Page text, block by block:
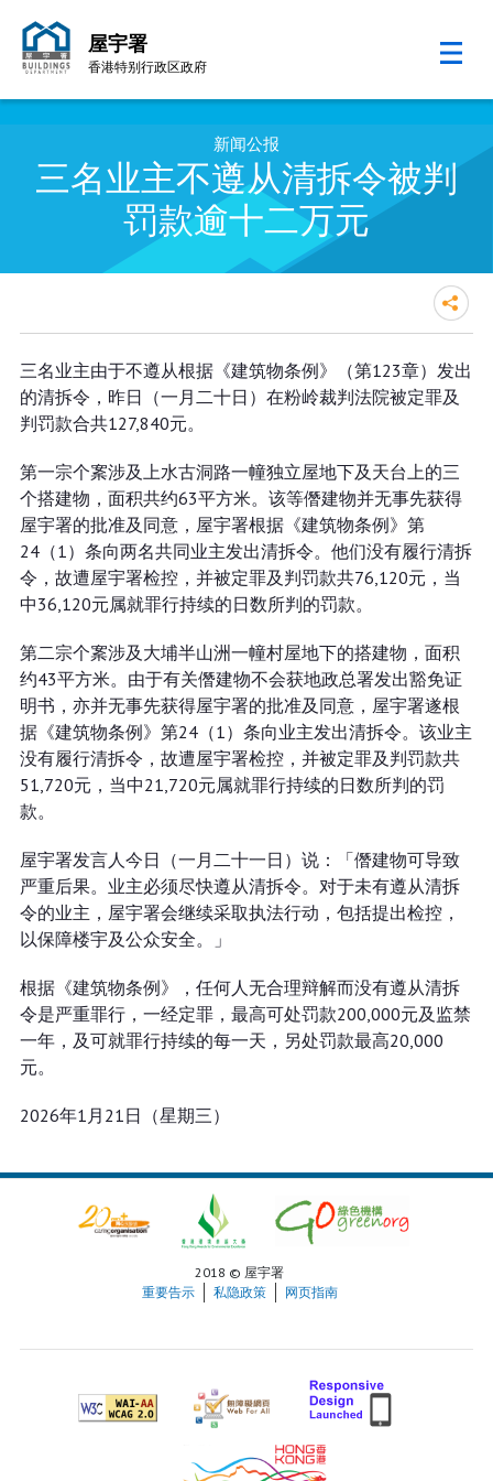
屋宇署
香港特别行政区政府
新闻公报
三名业主不遵从清拆令被判
罚款逾十二万元
三名业主不遵从清拆令被判罚款逾
十二万元
三名业主由于不遵从根据《建筑物条例》（第123章）发出
的清拆令，昨日（一月二十日）在粉岭裁判法院被定罪及
判罚款合共127,840元。
第一宗个䅁涉及上水古洞路一幢独立屋地下及天台上的三
个搭建物，面积共约63平方米。该等僭建物并无事先获得
屋宇署的批准及同意，屋宇署根据《建筑物条例》第
24（1）条向两名共同业主发出清拆令。他们没有履行清拆
令，故遭屋宇署检控，并被定罪及判罚款共76,120元，当
中36,120元属就罪行持续的日数所判的罚款。
第二宗个䅁涉及大埔半山洲一幢村屋地下的搭建物，面积
约43平方米。由于有关僭建物不会获地政总署发出豁免证
明书，亦并无事先获得屋宇署的批准及同意，屋宇署遂根
据《建筑物条例》第24（1）条向业主发出清拆令。该业主
没有履行清拆令，故遭屋宇署检控，并被定罪及判罚款共
51,720元，当中21,720元属就罪行持续的日数所判的罚
款。
屋宇署发言人今日（一月二十一日）说：「僭建物可导致
严重后果。业主必须尽快遵从清拆令。对于未有遵从清拆
令的业主，屋宇署会继续采取执法行动，包括提出检控，
以保障楼宇及公众安全。」
根据《建筑物条例》，任何人无合理辩解而没有遵从清拆
令是严重罪行，一经定罪，最高可处罚款200,000元及监禁
一年，及可就罪行持续的每一天，另处罚款最高20,000
元。
2026年1月21日（星期三）
2018 © 屋宇署
重要告示
私隐政策 网页指南